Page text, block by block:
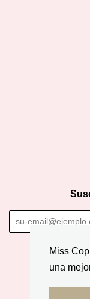
Miss
una
Apple